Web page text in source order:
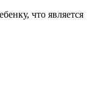
что является